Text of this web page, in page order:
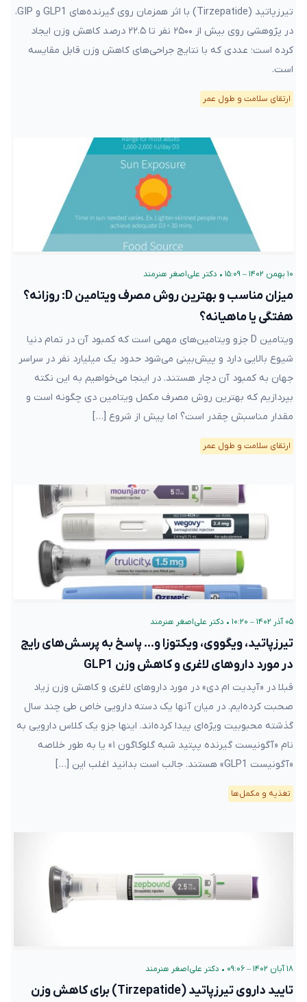
تیرزپاتید (Tirzepatide) با اثر همزمان روی گیرنده‌های GLP1 و GIP،
در پژوهشی روی بیش از ۲۵۰۰ نفر تا ۲۲.۵ درصد کاهش وزن ایجاد
کرده است؛ عددی که با نتایج جراحی‌های کاهش وزن قابل مقایسه
است.
ارتقای سلامت و طول عمر
۱۰ بهمن ۱۴۰۲ – ۱۵:۰۹ • دکتر علی‌اصغر هنرمند
میزان مناسب و بهترین روش مصرف ویتامین D: روزانه؟
هفتگی یا ماهیانه؟
ویتامین D جزو ویتامین‌های مهمی است که کمبود آن در تمام دنیا
شیوع بالایی دارد و پیش‌بینی می‌شود حدود یک میلیارد نفر در سراسر
جهان به کمبود آن دچار هستند. در اینجا می‌خواهیم به این نکته
بپردازیم که بهترین روش مصرف مکمل ویتامین دی چگونه است و
مقدار مناسبش چقدر است؟ اما پیش از شروع […]
ارتقای سلامت و طول عمر
۰۵ آذر ۱۴۰۲ – ۱۰:۲۰ • دکتر علی‌اصغر هنرمند
تیرزپاتید، ویگووی، ویکتوزا و… پاسخ به پرسش‌های رایج
در مورد داروهای لاغری و کاهش وزن GLP1
قبلا در «آپدیت ام دی» در مورد داروهای لاغری و کاهش وزن زیاد
صحبت کرده‌ایم. در میان آنها یک دسته دارویی خاص طی چند سال
گذشته محبوبیت ویژه‌ای پیدا کرده‌اند. اینها جزو یک کلاس دارویی به
نام «آگونیست گیرنده پپتید شبه گلوکاگون ۱» یا به طور خلاصه
«آگونیست GLP1» هستند. جالب است بدانید اغلب این […]
تغذیه و مکمل‌ها
۱۸ آبان ۱۴۰۲ – ۰۹:۰۶ • دکتر علی‌اصغر هنرمند
تایید داروی تیرزپاتید (Tirzepatide) برای کاهش وزن